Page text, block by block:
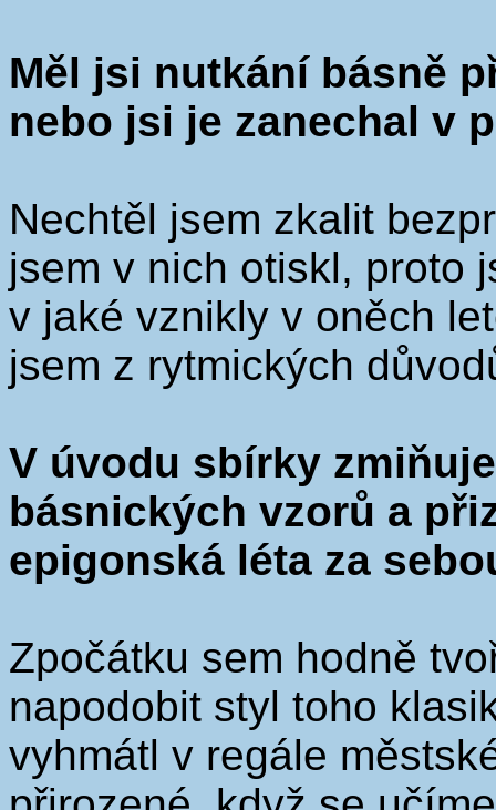
Měl jsi nutkání básně
nebo jsi je zanechal v
Nechtěl jsem zkalit
jsem v nich otiskl, proto
v jaké vznikly v oněch
jsem z rytmických
V úvodu sbírky
básnických vzorů a
epigonská léta za
Zpočátku sem hodně
napodobit styl toho
vyhmátl v regále